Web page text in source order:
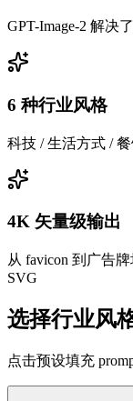
GPT-Image-2 解决
6 种行业风格
科技 / 生活方式 /
4K 矢量级输出
从 favicon 到广告
SVG
选择行业风
点击预设填充